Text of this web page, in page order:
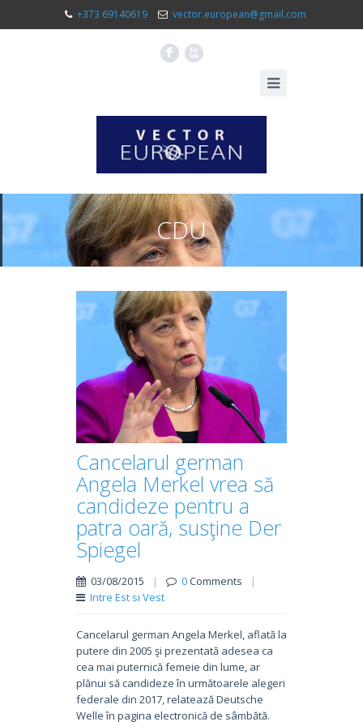
+373 69140619 vector.european@gmail.com
F X
CDU
Cancelarul german
Angela Merkel vrea să
candideze pentru a
patra oară, susţine Der
Spiegel
03/08/2015 | 0Comments
|
Intre Est si Vest
Cancelarul german Angela Merkel, aflată la
putere din 2005 şi prezentată adesea ca
cea mai puternică femeie din lume, ar
plănui să candideze în următoarele alegeri
federale din 2017, relatează Deutsche
Welle în pagina electronică de sâmbătă.